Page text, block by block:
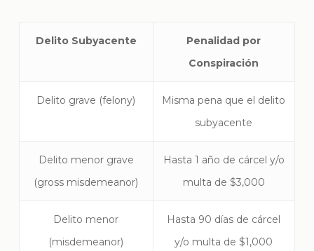
Delito Subyacente
Penalidad por
Conspiración
Delito grave (felony)
Misma pena que el delito
subyacente
Delito menor grave
(gross misdemeanor)
Hasta 1 año de cárcel y/o
multa de $3,000
Delito menor
(misdemeanor)
Hasta 90 días de cárcel
y/o multa de $1,000